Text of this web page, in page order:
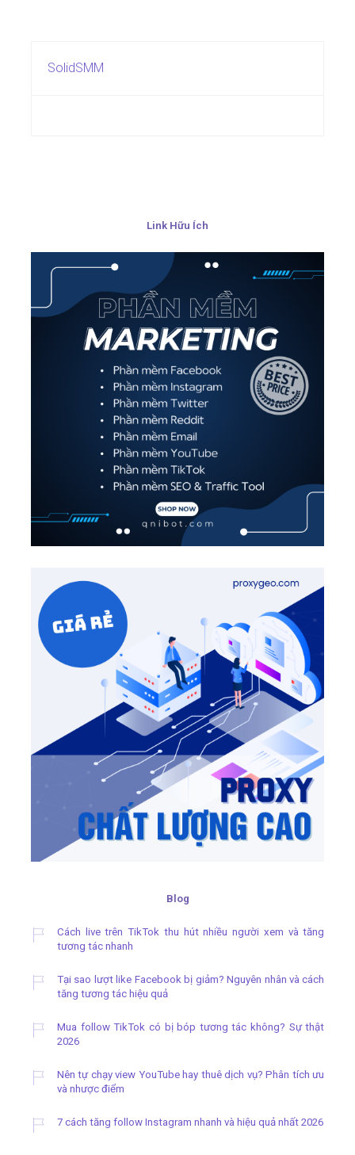
SolidSMM
Link Hữu Ích
Blog
Cách live trên TikTok thu hút nhiều người xem và tăng
tương tác nhanh
Tại sao lượt like Facebook bị giảm? Nguyên nhân và cách
tăng tương tác hiệu quả
Mua follow TikTok có bị bóp tương tác không? Sự thật
2026
Nên tự chạy view YouTube hay thuê dịch vụ? Phân tích ưu
và nhược điểm
7 cách tăng follow Instagram nhanh và hiệu quả nhất 2026